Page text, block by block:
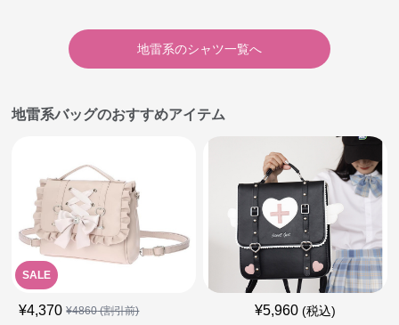
地雷系のシャツ一覧へ
地雷系バッグのおすすめアイテム
SALE
¥4,370 ¥4860(割引前) ¥5,960 (税込)